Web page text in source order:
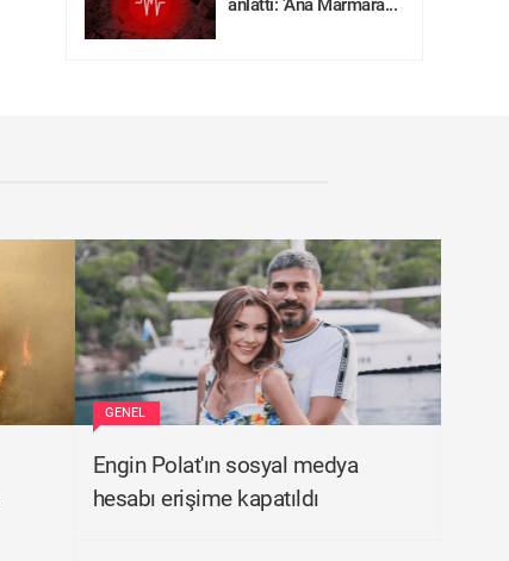
anlattı: 'Ana Marmara...
GENEL
Engin Polat'ın sosyal medya
hesabı erişime kapatıldı